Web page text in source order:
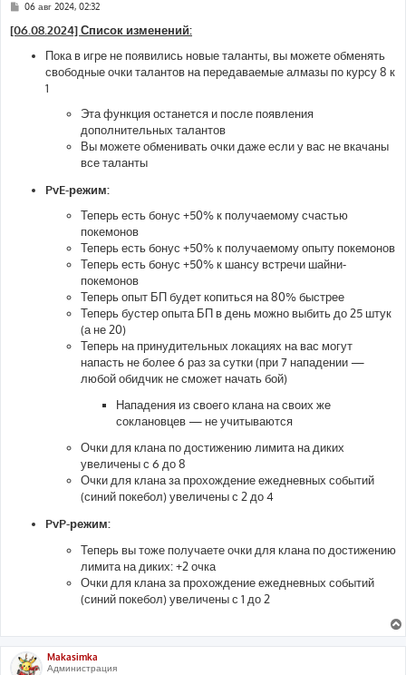
С
о
б
06 авг 2024, 02:32
[06.08.2024] Список изменений:
Пока в игре не появились новые таланты, вы можете обменять
свободные очки талантов на передаваемые алмазы по курсу 8 к
1
Эта функция останется и после появления
дополнительных талантов
Вы можете обменивать очки даже если у вас не вкачаны
все таланты
PvE-режим:
Теперь есть бонус +50% к получаемому счастью
покемонов
Теперь есть бонус +50% к получаемому опыту покемонов
Теперь есть бонус +50% к шансу встречи шайни-
покемонов
Теперь опыт БП будет копиться на 80% быстрее
Теперь бустер опыта БП в день можно выбить до 25 штук
(а не 20)
Теперь на принудительных локациях на вас могут
напасть не более 6 раз за сутки (при 7 нападении —
любой обидчик не сможет начать бой)
Нападения из своего клана на своих же
соклановцев — не учитываются
Очки для клана по достижению лимита на диких
увеличены с 6 до 8
Очки для клана за прохождение ежедневных событий
(синий покебол) увеличены с 2 до 4
PvP-режим:
Теперь вы тоже получаете очки для клана по достижению
лимита на диких: +2 очка
Очки для клана за прохождение ежедневных событий
(синий покебол) увеличены с 1 до 2
Makasimka
Администрация